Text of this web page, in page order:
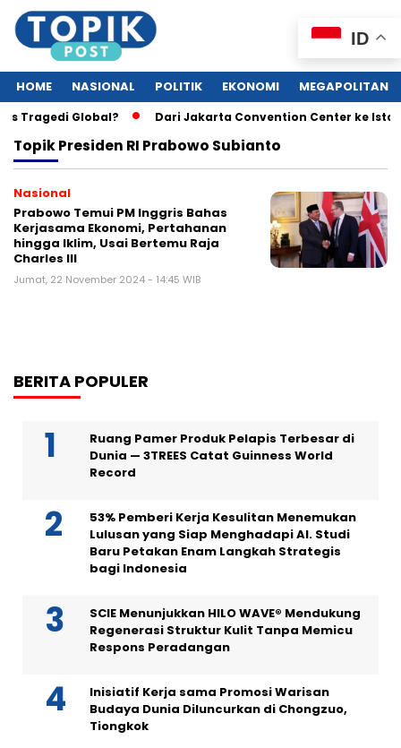
HOME NASIONAL POLITIK EKONOMI MEGAPOLITAN
Tragedi Global? Dari Jakarta Convention Center ke
TopikPresiden RI Prabowo Subianto
Nasional
Prabowo Temui PM Inggris Bahas
Kerjasama Ekonomi, Pertahanan
hingga Iklim, Usai Bertemu Raja
Charles III
Jumat, 22 November 2024 - 14:45 WIB
BERITA POPULER
Ruang Pamer Produk Pelapis Terbesar di
Dunia — 3TREES Catat Guinness World
Record
53% Pemberi Kerja Kesulitan Menemukan
Lulusan yang Siap Menghadapi AI. Studi
Baru Petakan Enam Langkah Strategis
bagi Indonesia
SCIE Menunjukkan HILO WAVE® Mendukung
Regenerasi Struktur Kulit Tanpa Memicu
Respons Peradangan
Inisiatif Kerja sama Promosi Warisan
Budaya Dunia Diluncurkan di Chongzuo,
Tiongkok
ID